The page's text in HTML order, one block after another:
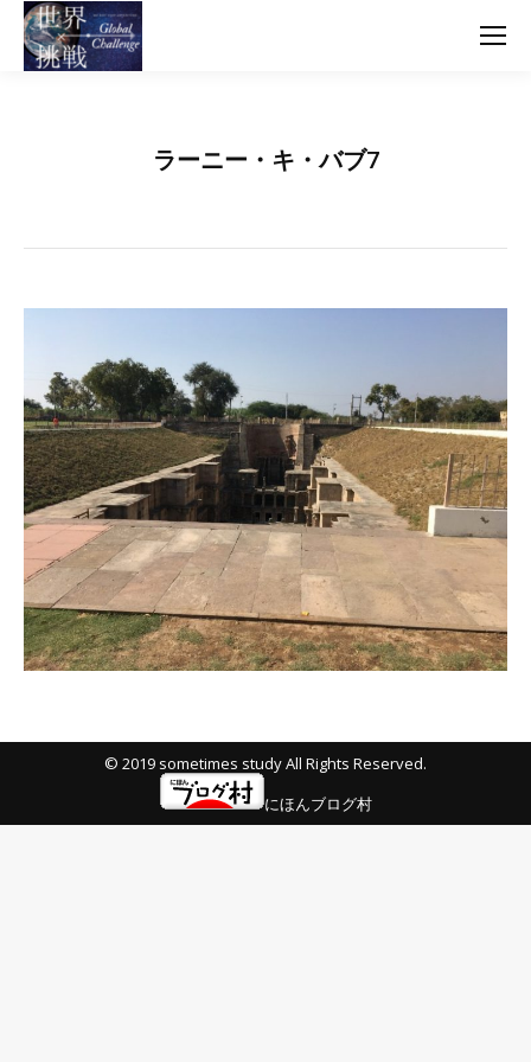
ラーニー・キ・バブ7
© 2019 sometimes study All Rights Reserved.
にほんブログ村